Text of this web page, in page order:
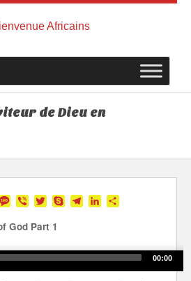
de Dieu en
Message
ViberTwitterSkypeTelegramLinkedIn
God Part 1
00:00